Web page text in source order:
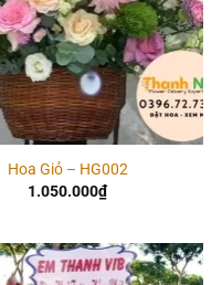
Hoa Giỏ – HG002
1.050.000₫